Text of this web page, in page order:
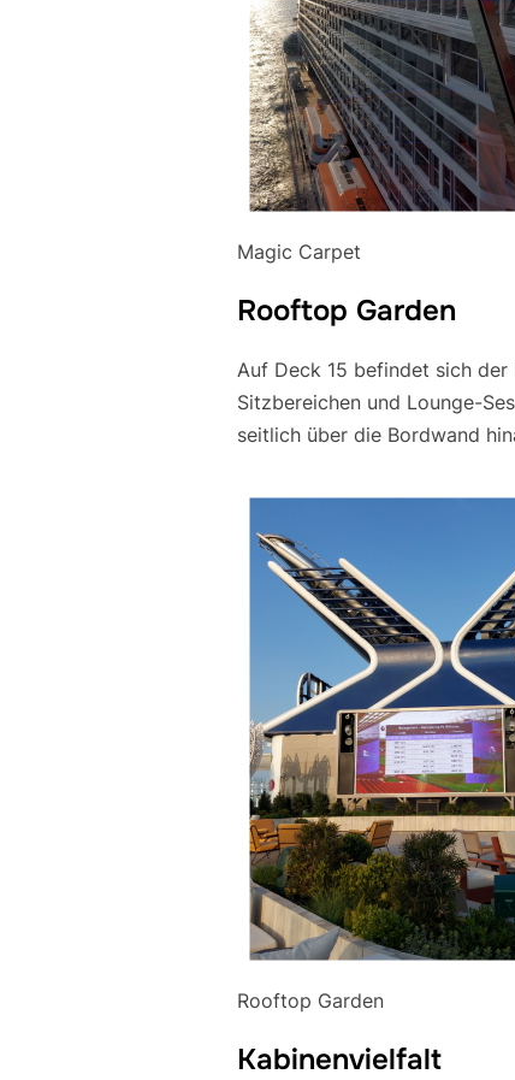
Magic Carpet
Rooftop Garden
Auf Deck 15 befindet sich
Sitzbereichen und Lounge-
seitlich über die Bordwand
Rooftop Garden
Kabinenvielfalt